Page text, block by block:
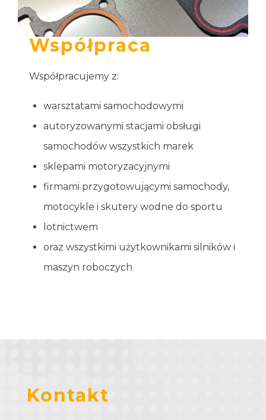
Współpraca
Współpracujemy z:
warsztatami samochodowymi
autoryzowanymi stacjami obsługi
samochodów wszystkich marek
sklepami motoryzacyjnymi
firmami przygotowującymi samochody,
motocykle i skutery wodne do sportu
lotnictwem
oraz wszystkimi użytkownikami silników i
maszyn roboczych
Kontakt